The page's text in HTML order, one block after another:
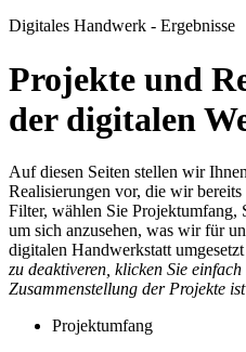
Digitales Handwerk - Ergebnisse
Projekte und
der digitalen
Auf diesen Seiten stellen wir
Realisierungen vor, die wir
Filter, wählen Sie Projektumfang,
um sich anzusehen, was wir für
digitalen Handwerkstatt umgesetzt
zu deaktiveren, klicken Sie
Zusammenstellung der Projekte ist
Projektumfang